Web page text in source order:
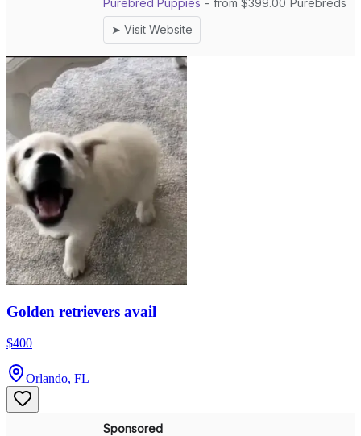
Golden retrievers avail
$400
Orlando, FL